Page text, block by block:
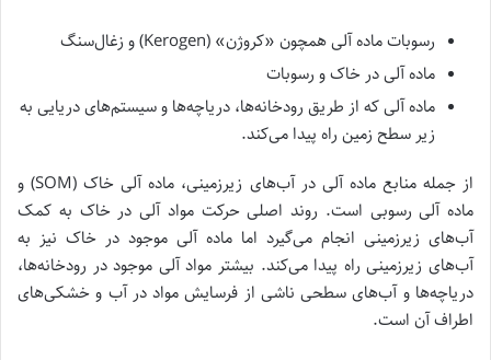
رسوبات ماده آلی همچون «کروژن» (Kerogen) و زغال‌سنگ
ماده آلی در خاک و رسوبات
ماده آلی که از طریق رودخانه‌ها، دریاچه‌ها و سیستم‌های دریایی به
زیر سطح زمین راه‌ پیدا می‌کند.
از جمله منابع ماده آلی در آب‌های زیرزمینی، ماده آلی خاک (SOM) و
ماده آلی رسوبی است. روند اصلی حرکت مواد آلی در خاک به کمک
آب‌های زیرزمینی انجام می‌گیرد اما ماده آلی موجود در خاک نیز به
آب‌های زیرزمینی راه پیدا می‌کند. بیشتر مواد آلی موجود در رودخانه‌ها،
دریاچه‌ها و آب‌های سطحی ناشی از فرسایش مواد در آب و خشکی‌های
اطراف آن است.